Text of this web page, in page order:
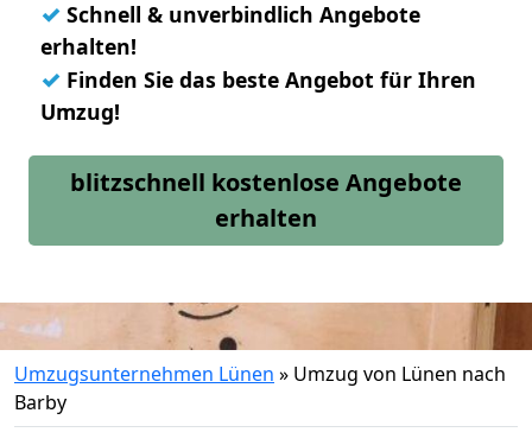
✓ Schnell & unverbindlich Angebote
erhalten!
✓ Finden Sie das beste Angebot für Ihren
Umzug!
blitzschnell kostenlose Angebote
erhalten
Umzugsunternehmen Lünen » Umzug von Lünen nach
Barby